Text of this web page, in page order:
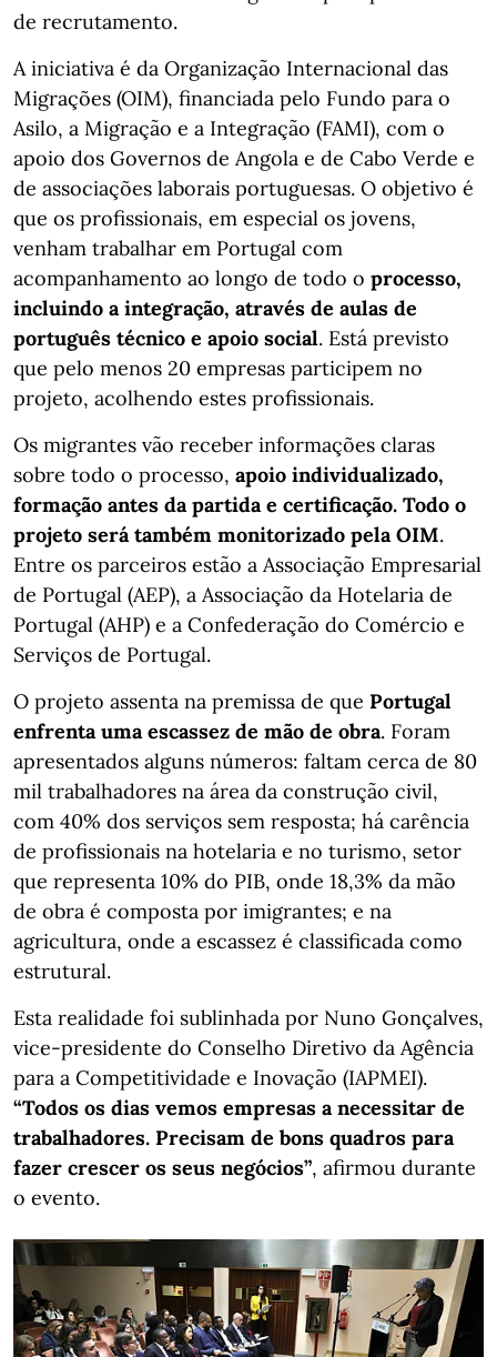
de recrutamento.
A iniciativa é da Organização Internacional das
Migrações (OIM), financiada pelo Fundo para o
Asilo, a Migração e a Integração (FAMI), com o
apoio dos Governos de Angola e de Cabo Verde e
de associações laborais portuguesas. O objetivo é
que os profissionais, em especial os jovens,
venham trabalhar em Portugal com
acompanhamento ao longo de todo o processo,
incluindo a integração, através de aulas de
português técnico e apoio social. Está previsto
que pelo menos 20 empresas participem no
projeto, acolhendo estes profissionais.
Os migrantes vão receber informações claras
sobre todo o processo, apoio individualizado,
formação antes da partida e certificação. Todo o
projeto será também monitorizado pela OIM.
Entre os parceiros estão a Associação Empresarial
de Portugal (AEP), a Associação da Hotelaria de
Portugal (AHP) e a Confederação do Comércio e
Serviços de Portugal.
O projeto assenta na premissa de que Portugal
enfrenta uma escassez de mão de obra. Foram
apresentados alguns números: faltam cerca de 80
mil trabalhadores na área da construção civil,
com 40% dos serviços sem resposta; há carência
de profissionais na hotelaria e no turismo, setor
que representa 10% do PIB, onde 18,3% da mão
de obra é composta por imigrantes; e na
agricultura, onde a escassez é classificada como
estrutural.
Esta realidade foi sublinhada por Nuno Gonçalves,
vice-presidente do Conselho Diretivo da Agência
para a Competitividade e Inovação (IAPMEI).
“Todos os dias vemos empresas a necessitar de
trabalhadores. Precisam de bons quadros para
fazer crescer os seus negócios”, afirmou durante
o evento.